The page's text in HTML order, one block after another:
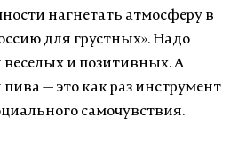
нагнетать атмосферу в
для грустных». Надо
веселых и позитивных. А
— это как раз инструмент
самочувствия.